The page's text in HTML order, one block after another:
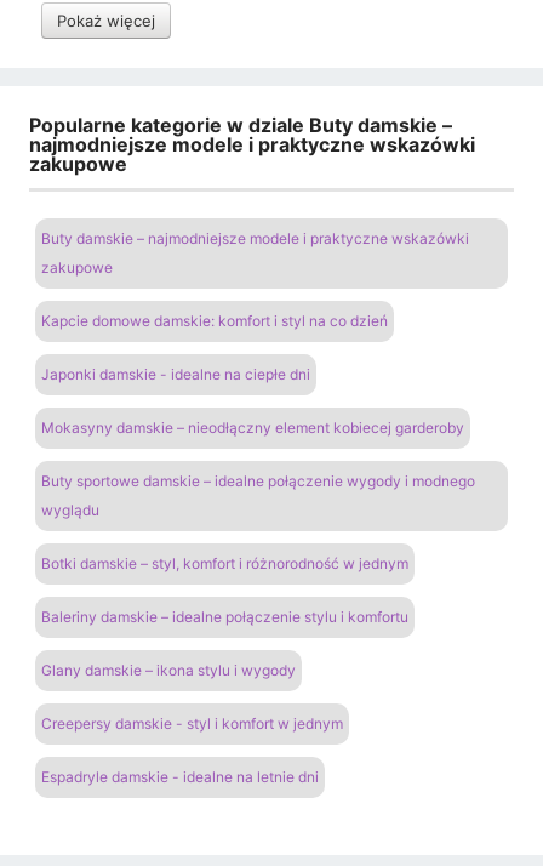
Pokaż więcej
Popularne kategorie w dziale Buty damskie –
najmodniejsze modele i praktyczne wskazówki
zakupowe
Buty damskie – najmodniejsze modele i praktyczne wskazówki
zakupowe
Kapcie domowe damskie: komfort i styl na co dzień
Japonki damskie - idealne na ciepłe dni
Mokasyny damskie – nieodłączny element kobiecej garderoby
Buty sportowe damskie – idealne połączenie wygody i modnego
wyglądu
Botki damskie – styl, komfort i różnorodność w jednym
Baleriny damskie – idealne połączenie stylu i komfortu
Glany damskie – ikona stylu i wygody
Creepersy damskie - styl i komfort w jednym
Espadryle damskie - idealne na letnie dni